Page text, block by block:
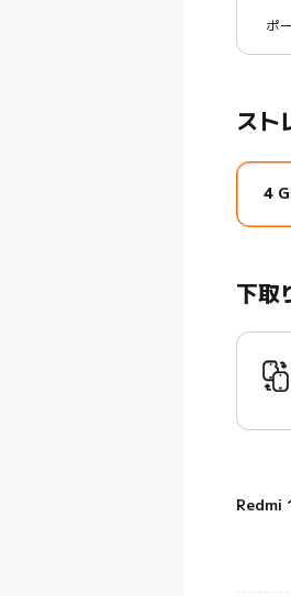
ポ
スト
4
下取
Redmi